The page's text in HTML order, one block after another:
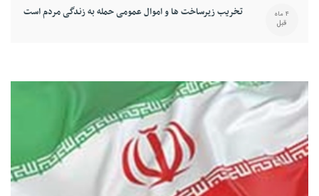
تخریب زیرساخت ها و اموال عمومی حمله به زندگی مردم است 4 ماه
قبل